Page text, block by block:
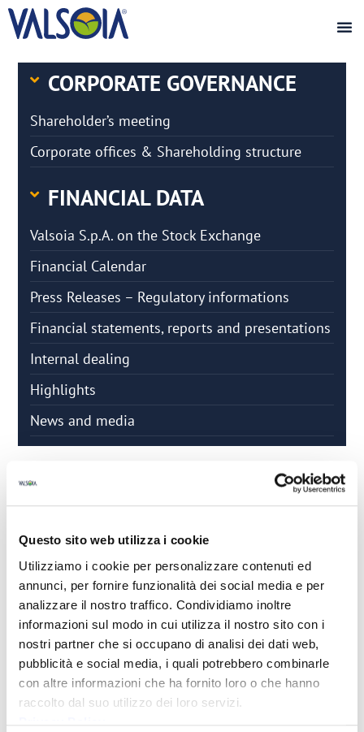
Questo sito web utilizza i cookie
Utilizziamo i cookie per personalizzare contenuti ed
annunci, per fornire funzionalità dei social media e per
analizzare il nostro traffico. Condividiamo inoltre
informazioni sul modo in cui utilizza il nostro sito con i
nostri partner che si occupano di analisi dei dati web,
pubblicità e social media, i quali potrebbero combinarle
con altre informazioni che ha fornito loro o che hanno
raccolto dal suo utilizzo dei loro servizi.
CORPORATE GOVERNANCE
Shareholder’s meeting
Corporate offices & Shareholding structure
FINANCIAL DATA
Valsoia S.p.A. on the Stock Exchange
Financial Calendar
Press Releases – Regulatory informations
Financial statements, reports and presentations
Internal dealing
Highlights
News and media
FINANCIAL CALENDAR
2026
2025
2024
2023
DATA TITOLO